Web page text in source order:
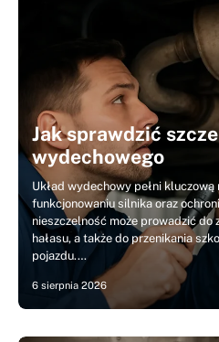
Jak sprawdzić
wydechowego
Układ wydechowy pełni
funkcjonowaniu silnika oraz
nieszczelność może prowadzić do
hałasu, a także do przenikania
pojazdu.…
6 sierpnia 2026